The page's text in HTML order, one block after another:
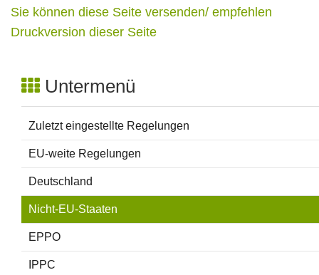
Sie können diese Seite versenden/ empfehlen
Druckversion dieser Seite
Untermenü
Zuletzt eingestellte Regelungen
EU-weite Regelungen
Deutschland
Nicht-EU-Staaten
EPPO
IPPC